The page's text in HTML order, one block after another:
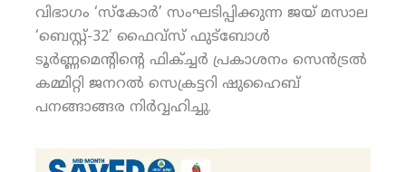
വിഭാഗം ‘സ്‌കോര്‍’ സംഘടിപ്പിക്കുന്ന ജയ് മസാല
‘ബെസ്റ്റ്-32’ ഫൈവ്‌സ് ഫുട്‌ബോള്‍
ടൂര്‍ണ്ണമെന്റിന്റെ ഫിക്ച്ചര്‍ പ്രകാശനം സെന്‍ട്രല്‍
കമ്മിറ്റി ജനറല്‍ സെക്രട്ടറി ഷുഹൈബ്
പനങ്ങാങ്ങര നിര്‍വ്വഹിച്ചു.